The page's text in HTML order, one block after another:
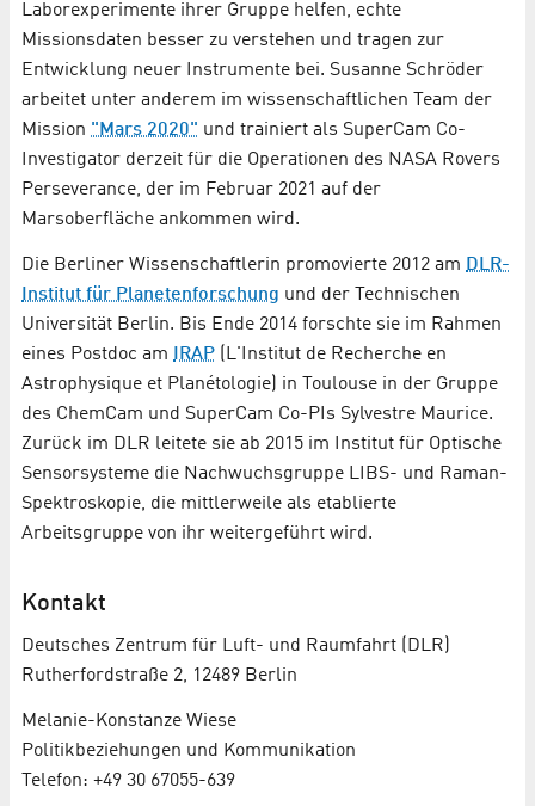
Laborexperimente ihrer Gruppe helfen, echte
Missionsdaten besser zu verstehen und tragen zur
Entwicklung neuer Instrumente bei. Susanne Schröder
arbeitet unter anderem im wissenschaftlichen Team der
Mission "Mars 2020" und trainiert als SuperCam Co-
Investigator derzeit für die Operationen des NASA Rovers
Perseverance, der im Februar 2021 auf der
Marsoberfläche ankommen wird.
Die Berliner Wissenschaftlerin promovierte 2012 am DLR-
Institut für Planetenforschung und der Technischen
Universität Berlin. Bis Ende 2014 forschte sie im Rahmen
eines Postdoc am
IRAP (L'Institut de Recherche en
Astrophysique et Planétologie) in Toulouse in der Gruppe
des ChemCam und SuperCam Co-PIs Sylvestre Maurice.
Zurück im DLR leitete sie ab 2015 im Institut für Optische
Sensorsysteme die Nachwuchsgruppe LIBS- und Raman-
Spektroskopie, die mittlerweile als etablierte
Arbeitsgruppe von ihr weitergeführt wird.
Kontakt
Deut­sches Zen­trum für Luft- und Raum­fahrt (DLR)
Rutherfordstraße 2, 12489 Berlin
Melanie-Konstanze Wiese
Po­li­tik­be­zie­hun­gen und Kom­mu­ni­ka­ti­on
Telefon: +49 30 67055-639